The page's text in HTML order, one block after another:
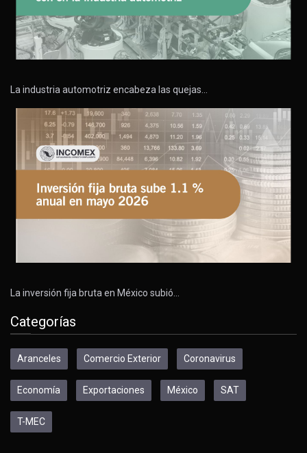
La industria automotriz encabeza las quejas…
La inversión fija bruta en México subió…
Categorías
Aranceles Comercio Exterior Coronavirus
Economía Exportaciones México SAT
T-MEC